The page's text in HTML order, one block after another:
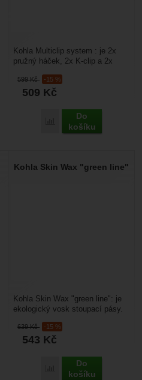
599Kč -15 %
509 Kč
Porovnat
Do
košíku
Kohla Multiclip system : je 2x
pružný háček, 2x K-clip a 2x
se pro nákup...
Kohla Skin Wax "green line"
639Kč -15 %
543 Kč
Porovnat
Do
košíku
Kohla Skin Wax "green line": je
ekologický vosk stoupací pásy.
se na...